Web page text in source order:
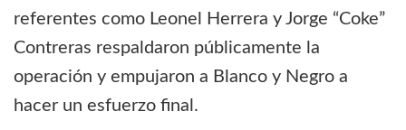
referentes como Leonel Herrera y Jorge “Coke”
Contreras respaldaron públicamente la
operación y empujaron a Blanco y Negro a
hacer un esfuerzo final.